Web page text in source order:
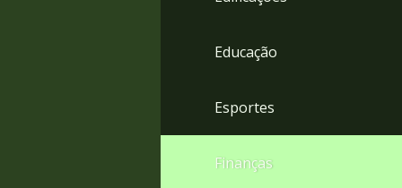
Educação
Esportes
Finanças